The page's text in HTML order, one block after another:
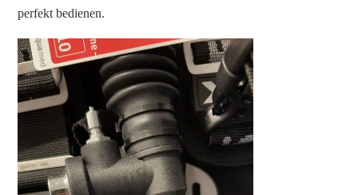
perfekt bedienen.